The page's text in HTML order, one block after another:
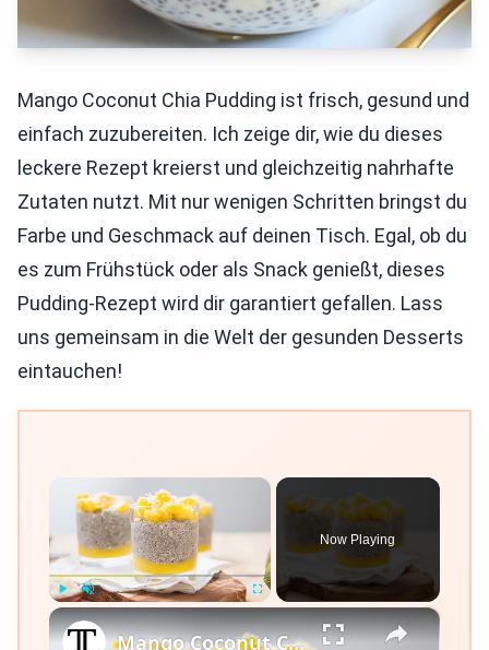
Mango Coconut Chia Pudding ist frisch, gesund und
einfach zuzubereiten. Ich zeige dir, wie du dieses
leckere Rezept kreierst und gleichzeitig nahrhafte
Zutaten nutzt. Mit nur wenigen Schritten bringst du
Farbe und Geschmack auf deinen Tisch. Egal, ob du
es zum Frühstück oder als Snack genießt, dieses
Pudding-Rezept wird dir garantiert gefallen. Lass
uns gemeinsam in die Welt der gesunden Desserts
eintauchen!
×
Now Playing
×
Mango Coconut Chia Seed Pudding Recipe